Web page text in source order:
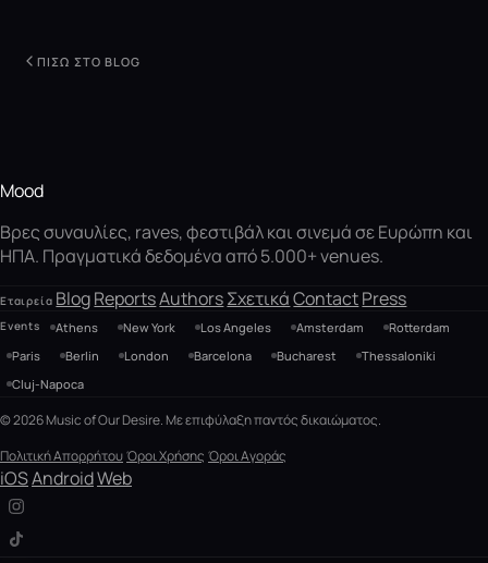
ΠΊΣΩ ΣΤΟ BLOG
Mood
Βρες συναυλίες, raves, φεστιβάλ και σινεμά σε Ευρώπη και
ΗΠΑ. Πραγματικά δεδομένα από 5.000+ venues.
Εταιρεία BlogReportsAuthorsΣχετικά ContactPress
Events Athens New York Los Angeles Amsterdam
Rotterdam
Paris
Berlin London Barcelona Bucharest
Thessaloniki
Cluj-Napoca
© 2026 Music of Our Desire. Με επιφύλαξη παντός δικαιώματος.
Πολιτική ΑπορρήτουΌροι Χρήσης Όροι Αγοράς
iOSAndroidWeb